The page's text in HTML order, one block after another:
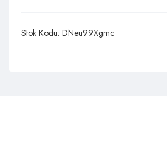
Stok Kodu: DNeu99Xgmc